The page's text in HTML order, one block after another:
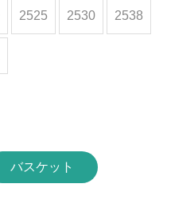
2525 2530 2538
バスケット